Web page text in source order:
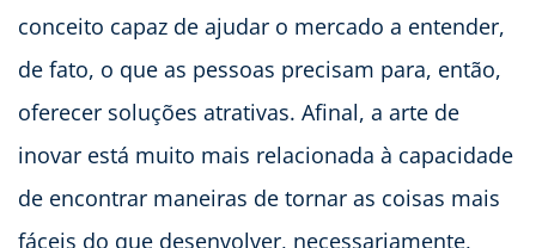
conceito capaz de ajudar o mercado a entender,
de fato, o que as pessoas precisam para, então,
oferecer soluções atrativas. Afinal, a arte de
inovar está muito mais relacionada à capacidade
de encontrar maneiras de tornar as coisas mais
fáceis do que desenvolver, necessariamente,